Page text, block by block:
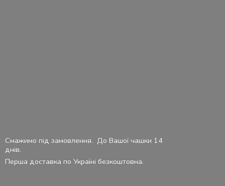
Смажимо під замовлення. До Вашої чашки 14
днів.
Перша доставка по Україні безкоштовна.